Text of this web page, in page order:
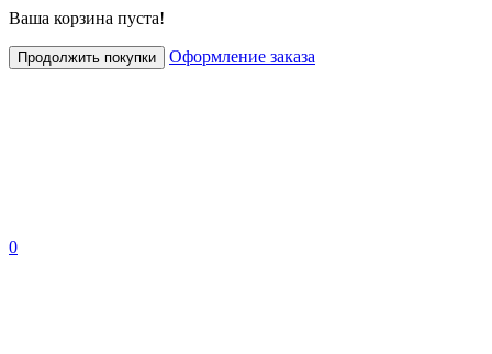
Ваша корзина пуста!
Продолжить покупки Оформление заказа
0